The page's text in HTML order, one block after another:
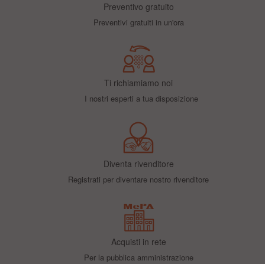
Preventivo gratuito
Preventivi gratuiti in un'ora
Ti richiamiamo noi
I nostri esperti a tua disposizione
Diventa rivenditore
Registrati per diventare nostro rivenditore
Acquisti in rete
Per la pubblica amministrazione